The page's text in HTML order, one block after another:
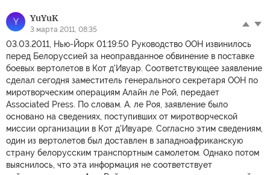
Y YuYuK
3 марта 2011, 08:35
03.03.2011, Нью-Йорк 01:19:50 Руководство ООН извинилось
перед Белоруссией за неоправданное обвинение в поставке
боевых вертолетов в Кот д'Ивуар. Соответствующее заявление
сделал сегодня заместитель генерального секретаря ООН по
миротворческим операциям Алайн ле Рой, передает
Associated Press. По словам. А. ле Роя, заявление было
основано на сведениях, поступивших от миротворческой
миссии организации в Кот д'Ивуаре. Согласно этим сведениям,
один из вертолетов был доставлен в западноафриканскую
страну белорусским транспортным самолетом. Однако потом
выяснилось, что эта информация не соответствует